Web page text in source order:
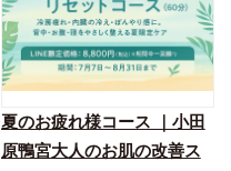
夏のお疲れ様コース ｜小田
原鴨宮大人のお肌の改善ス